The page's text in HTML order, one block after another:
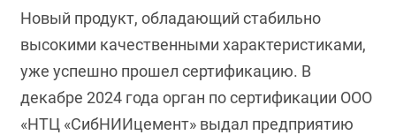
Новый продукт, обладающий стабильно
высокими качественными характеристиками,
уже успешно прошел сертификацию. В
декабре 2024 года орган по сертификации ООО
«НТЦ «СибНИИцемент» выдал предприятию